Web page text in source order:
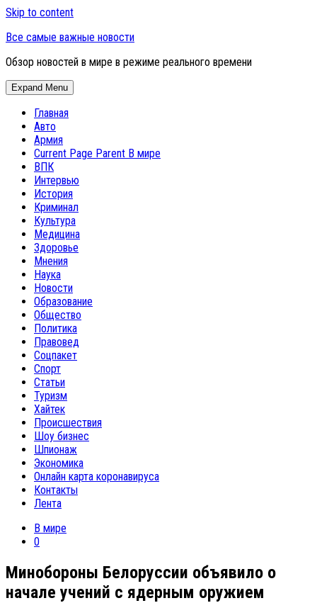
Skip to content
Все самые важные новости
Обзор новостей в мире в режиме реального времени
Expand Menu
Главная
Авто
Армия
Current Page Parent В мире
ВПК
Интервью
История
Криминал
Культура
Медицина
Здоровье
Мнения
Наука
Новости
Образование
Общество
Политика
Правовед
Соцпакет
Спорт
Статьи
Туризм
Хайтек
Происшествия
Шоу бизнес
Шпионаж
Экономика
Онлайн карта коронавируса
Контакты
Лента
В мире
0
Минобороны Белоруссии объявило о
начале учений с ядерным оружием